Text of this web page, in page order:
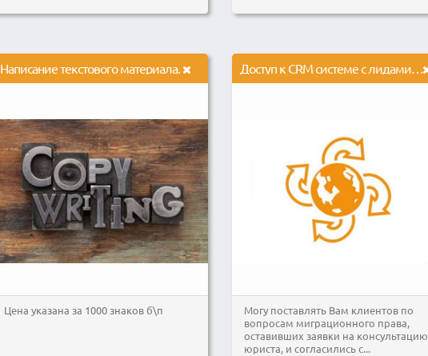
Написание текстового материала.
Цена указана за 1000 знаков б\п
Доступ к CRM системе с лидами клиентами по Миграционному праву
Могу поставлять Вaм клиентов по
вопросам миграционного права,
оставивших заявки на консультацию
юриста, и согласились с...